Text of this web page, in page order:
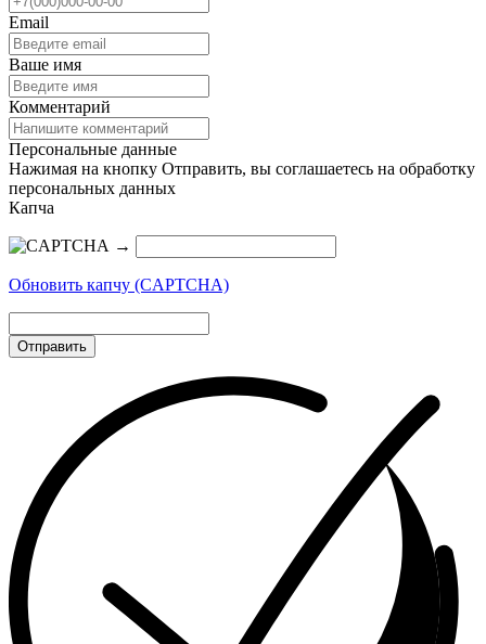
Email
Ваше имя
Комментарий
Персональные данные
Нажимая на кнопку Отправить, вы соглашаетесь на обработку
персональных данных
Капча
→
Обновить капчу (CAPTCHA)
Отправить